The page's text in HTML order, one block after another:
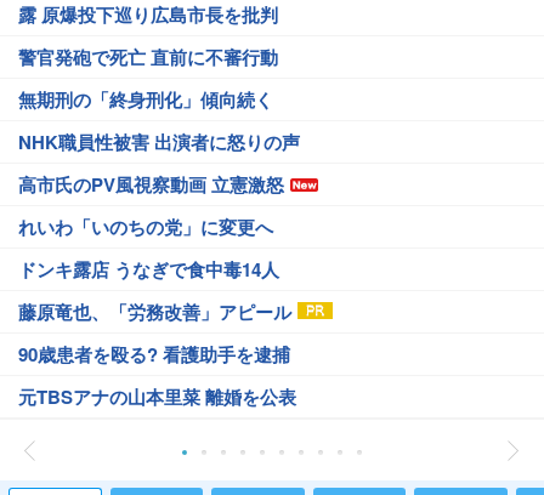
露 原爆投下巡り広島市長を批判
警官発砲で死亡 直前に不審行動
無期刑の「終身刑化」傾向続く
NHK職員性被害 出演者に怒りの声
高市氏のPV風視察動画 立憲激怒
れいわ「いのちの党」に変更へ
ドンキ露店 うなぎで食中毒14人
藤原竜也、「労務改善」アピール
90歳患者を殴る? 看護助手を逮捕
元TBSアナの山本里菜 離婚を公表